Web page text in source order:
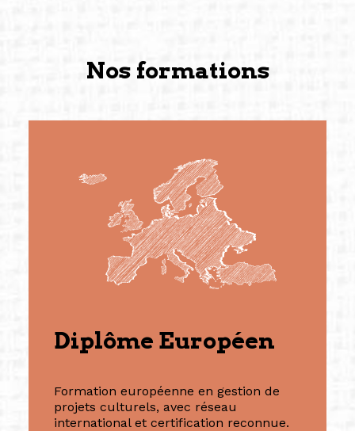
Nos formations
Diplôme Européen
Formation européenne en gestion de
projets culturels, avec réseau
international et certification reconnue.